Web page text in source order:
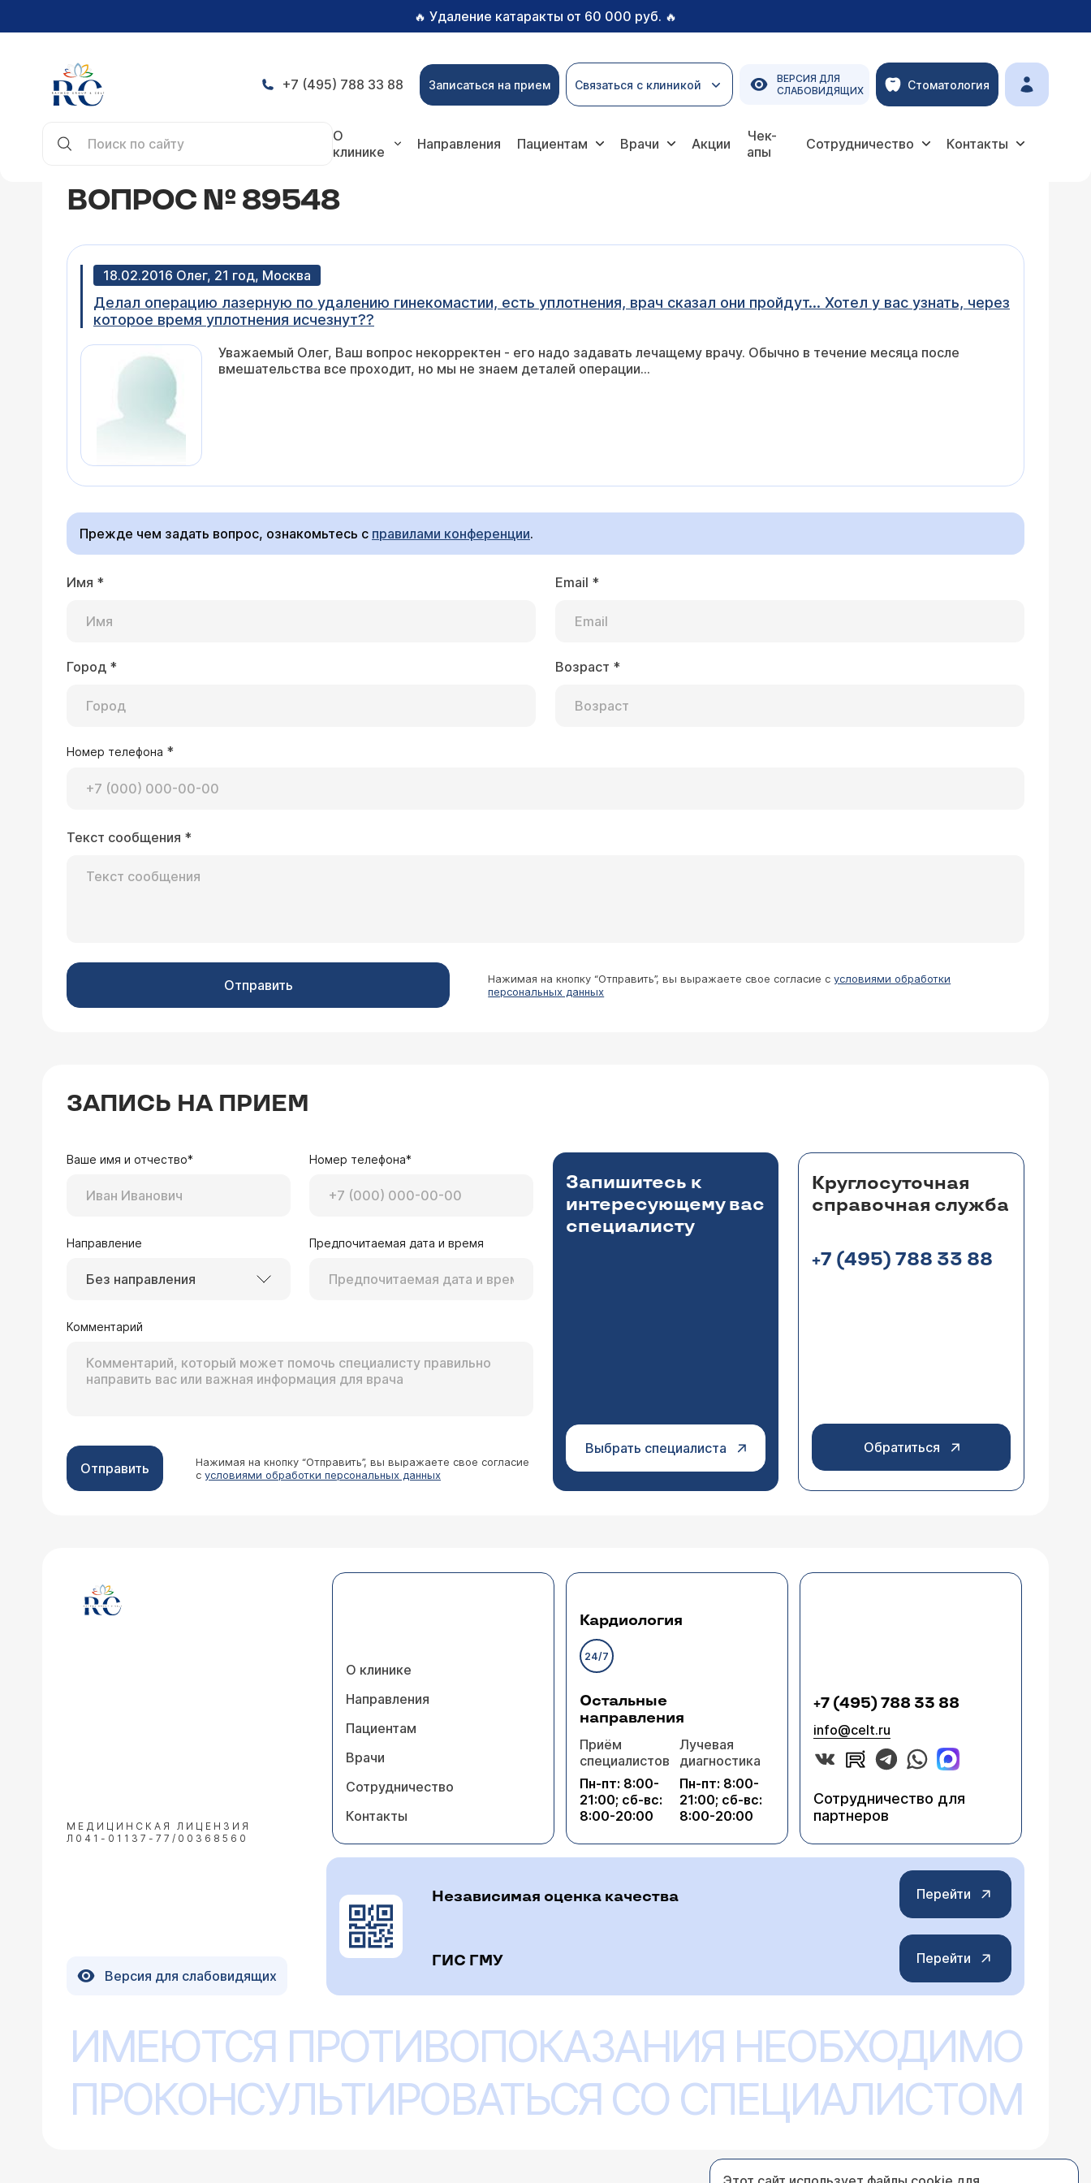
🔥 Удаление катаракты от 60 000 руб. 🔥
+7 (495) 788 33 88 Записаться на прием Связаться с клиникой
ВЕРСИЯ ДЛЯ
СЛАБОВИДЯЩИХ
Стоматология
О
клинике
Направления Пациентам Врачи Акции
Чек-
апы
Сотрудничество Контакты
ВОПРОС № 89548
18.02.2016 Олег, 21 год, Москва
Делал операцию лазерную по удалению гинекомастии, есть уплотнения, врач сказал они пройдут... Хотел у вас узнать, через
которое время уплотнения исчезнут??
Уважаемый Олег, Ваш вопрос некорректен - его надо задавать лечащему врачу. Обычно в течение месяца после
вмешательства все проходит, но мы не знаем деталей операции...
Прежде чем задать вопрос, ознакомьтесь с правилами конференции.
Имя * Email *
Город * Возраст *
Номер телефона *
Текст сообщения *
Отправить Нажимая на кнопку “Отправить”, вы выражаете свое согласие сусловиями обработки
персональных данных
ЗАПИСЬ НА ПРИЕМ
Ваше имя и отчество* Номер телефона*
Направление
Без направления
Предпочитаемая дата и время
Комментарий
Отправить
Нажимая на кнопку “Отправить”, вы выражаете свое согласие
с условиями обработки персональных данных
Запишитесь к
интересующему вас
специалисту
Выбрать специалиста
Круглосуточная
справочная служба
+7 (495) 788 33 88
Обратиться
МЕДИЦИНСКАЯ ЛИЦЕНЗИЯ
Л041-01137-77/00368560
О клинике
Направления
Пациентам
Врачи
Сотрудничество
Контакты
Кардиология
24/7
Остальные
направления
Приём
специалистов
Пн-пт: 8:00-
21:00; сб-вс:
8:00-20:00
Лучевая
диагностика
Пн-пт: 8:00-
21:00; сб-вс:
8:00-20:00
+7 (495) 788 33 88
info@celt.ru
Сотрудничество для
партнеров
Версия для слабовидящих
Независимая оценка качества Перейти
ГИС ГМУ Перейти
ИМЕЮТСЯ ПРОТИВОПОКАЗАНИЯ НЕОБХОДИМО
ПРОКОНСУЛЬТИРОВАТЬСЯ СО СПЕЦИАЛИСТОМ